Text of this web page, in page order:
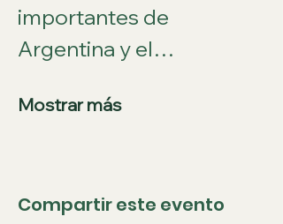
importantes de
Argentina y el…
Mostrar más
Compartir este evento